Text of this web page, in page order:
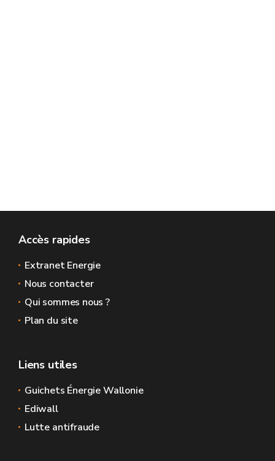
Accès rapides
Extranet Energie
Nous contacter
Qui sommes nous ?
Plan du site
Liens utiles
Guichets Énergie Wallonie
Ediwall
Lutte antifraude